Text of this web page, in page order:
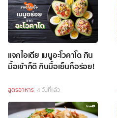
แจกไอเดีย เมนูอะโวคาโด กิน
มื้อเช้าก็ดี กินมื้อเย็นก็อร่อย!
สูตรอาหาร 4 วันที่แล้ว